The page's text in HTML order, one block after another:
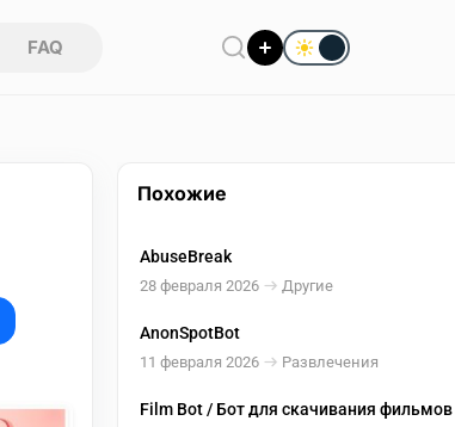
FAQ
Похожие
AbuseBreak
28 февраля 2026 Другие
AnonSpotBot
11 февраля 2026 Развлечения
Film Bot / Бот для скачивания фильмов